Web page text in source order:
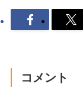
コメント